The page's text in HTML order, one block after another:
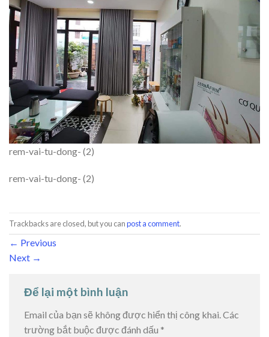
rem-vai-tu-dong- (2)
rem-vai-tu-dong- (2)
Trackbacks are closed, but you canpost a comment.
← Previous
Next →
Để lại một bình luận
Email của bạn sẽ không được hiển thị công khai.Các
trường bắt buộc được đánh dấu *